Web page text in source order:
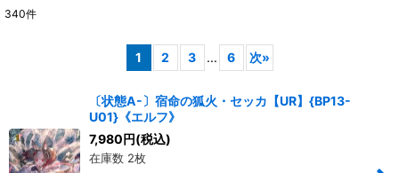
340件
1 2 3 ... 6 次»
〔状態A-〕宿命の狐火・セッカ【UR】{BP13-
U01}《エルフ》
7,980円(税込)
在庫数 2枚